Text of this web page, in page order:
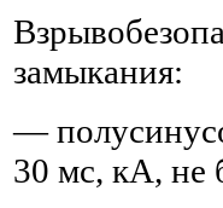
замыкания:
—
30 мс, кА, не